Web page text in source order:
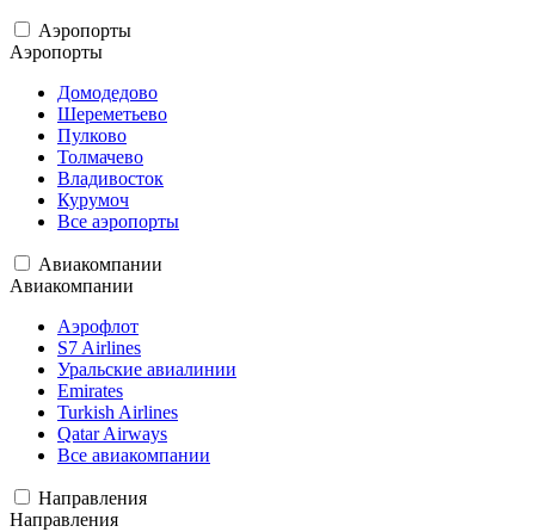
Аэропорты
Аэропорты
Домодедово
Шереметьево
Пулково
Толмачево
Владивосток
Курумоч
Все аэропорты
Авиакомпании
Авиакомпании
Аэрофлот
S7 Airlines
Уральские авиалинии
Emirates
Turkish Airlines
Qatar Airways
Все авиакомпании
Направления
Направления